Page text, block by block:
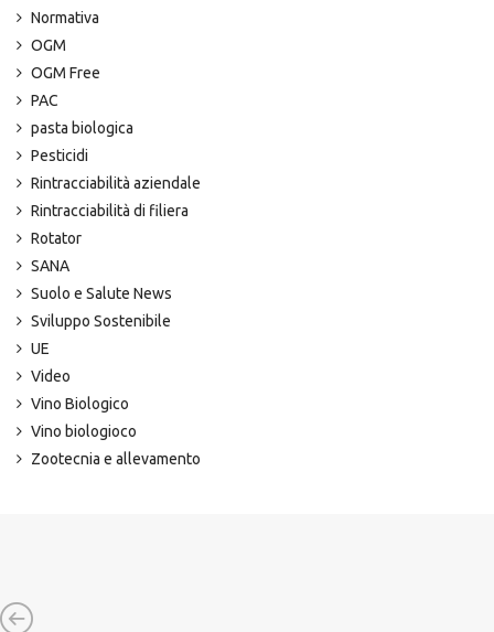
Normativa
OGM
OGM Free
PAC
pasta biologica
Pesticidi
Rintracciabilità aziendale
Rintracciabilità di filiera
Rotator
SANA
Suolo e Salute News
Sviluppo Sostenibile
UE
Video
Vino Biologico
Vino biologioco
Zootecnia e allevamento